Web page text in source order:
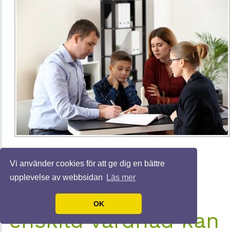
Vi använder cookies för att ge dig en bättre
upplevelse av webbsidan
Läs mer
OK
Kriterier och
situationer då
enskild vårdnad kan